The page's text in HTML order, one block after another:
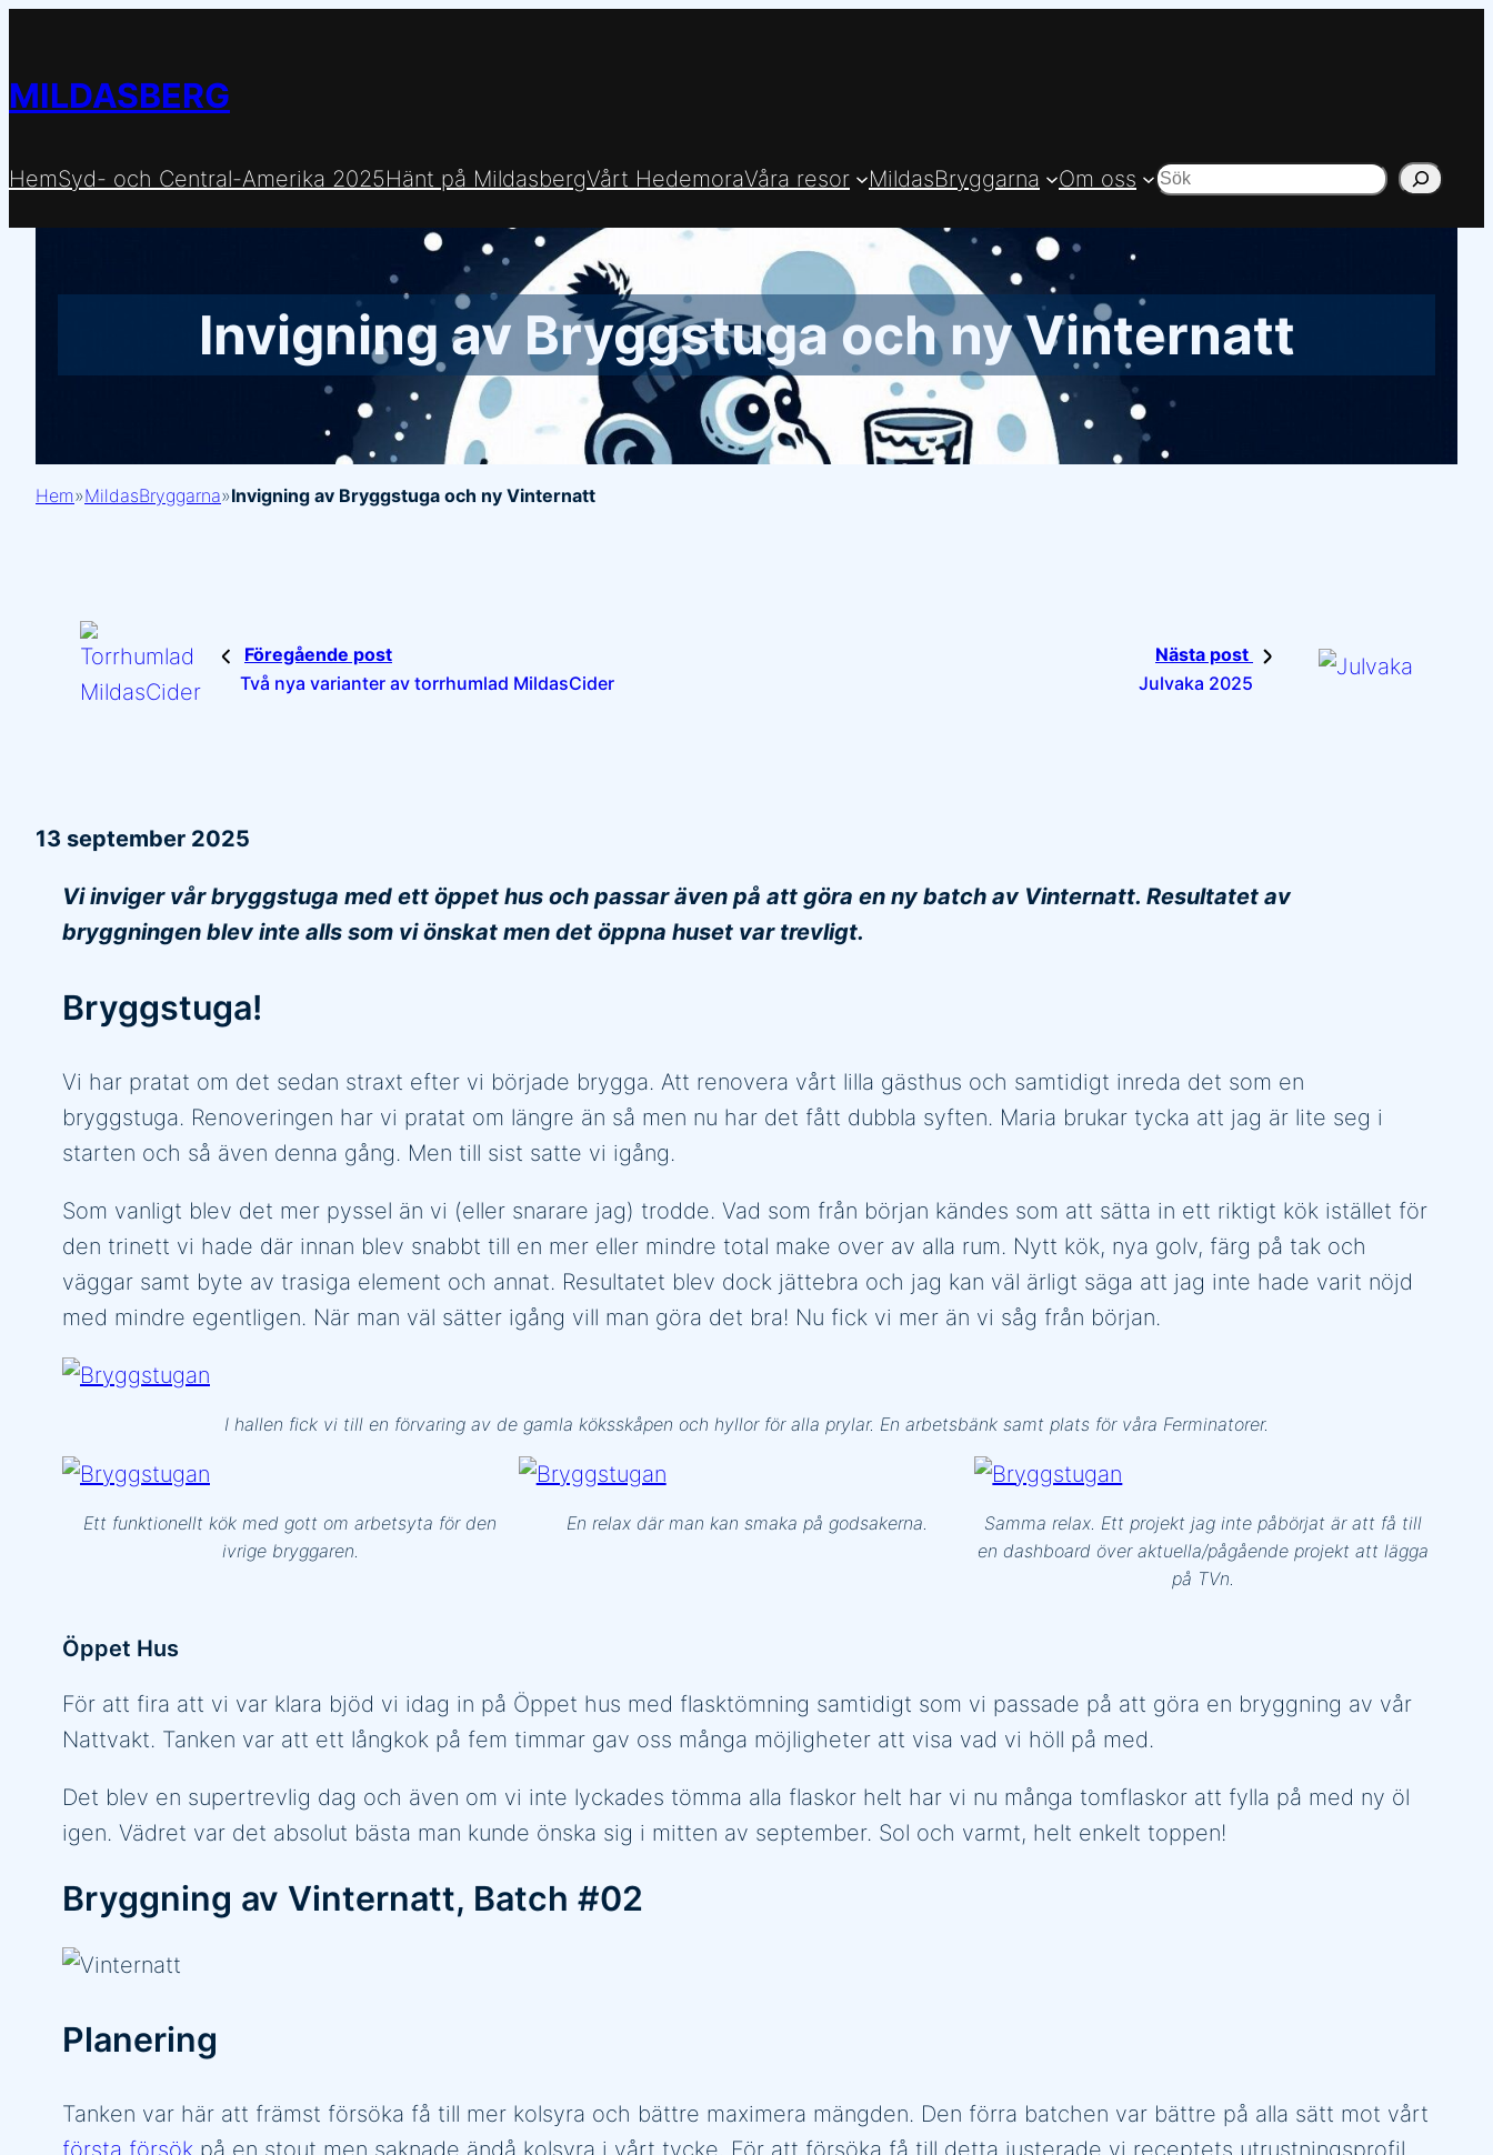
innehåll
MILDASBERG
HemSyd- och Central-Amerika 2025Hänt på MildasbergVårt HedemoraVåra resor MildasBryggarna Om oss Sök
Invigning av Bryggstuga och ny Vinternatt
Hem»MildasBryggarna»Invigning av Bryggstuga och ny Vinternatt
Föregående post
Två nya varianter av torrhumlad MildasCider
Nästa post
Julvaka 2025
13 september 2025
Vi inviger vår bryggstuga med ett öppet hus och passar även på att göra en ny batch av Vinternatt. Resultatet av
bryggningen blev inte alls som vi önskat men det öppna huset var trevligt.
Bryggstuga!
Vi har pratat om det sedan straxt efter vi började brygga. Att renovera vårt lilla gästhus och samtidigt inreda det som en
bryggstuga. Renoveringen har vi pratat om längre än så men nu har det fått dubbla syften. Maria brukar tycka att jag är lite seg i
starten och så även denna gång. Men till sist satte vi igång.
Som vanligt blev det mer pyssel än vi (eller snarare jag) trodde. Vad som från början kändes som att sätta in ett riktigt kök istället för
den trinett vi hade där innan blev snabbt till en mer eller mindre total make over av alla rum. Nytt kök, nya golv, färg på tak och
väggar samt byte av trasiga element och annat. Resultatet blev dock jättebra och jag kan väl ärligt säga att jag inte hade varit nöjd
med mindre egentligen. När man väl sätter igång vill man göra det bra! Nu fick vi mer än vi såg från början.
I hallen fick vi till en förvaring av de gamla köksskåpen och hyllor för alla prylar. En arbetsbänk samt plats för våra Ferminatorer.
Ett funktionellt kök med gott om arbetsyta för den
ivrige bryggaren.
En relax där man kan smaka på godsakerna.
Samma relax. Ett projekt jag inte påbörjat är att få till
en dashboard över aktuella/pågående projekt att lägga
på TVn.
Öppet Hus
För att fira att vi var klara bjöd vi idag in på Öppet hus med flasktömning samtidigt som vi passade på att göra en bryggning av vår
Nattvakt. Tanken var att ett långkok på fem timmar gav oss många möjligheter att visa vad vi höll på med.
Det blev en supertrevlig dag och även om vi inte lyckades tömma alla flaskor helt har vi nu många tomflaskor att fylla på med ny öl
igen. Vädret var det absolut bästa man kunde önska sig i mitten av september. Sol och varmt, helt enkelt toppen!
Bryggning av Vinternatt, Batch #02
Planering
Tanken var här att främst försöka få till mer kolsyra och bättre maximera mängden. Den förra batchen var bättre på alla sätt mot vårt